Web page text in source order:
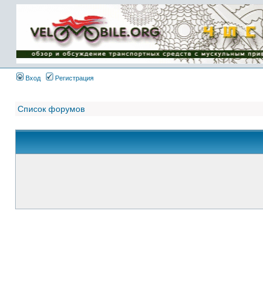
Имя пользователя:
Пароль:
{ LOG_ME_IN_SHORT
}
Вход Регистрация
Список форумов